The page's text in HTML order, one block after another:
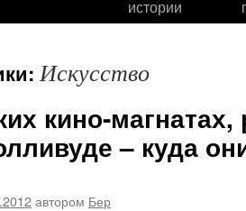
истории
Искусство
кино-
– куда
автором Бер